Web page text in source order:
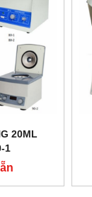
20ML
1